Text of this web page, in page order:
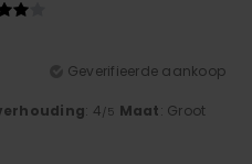
Geverifieerde aankoop
: 4/5 Maat: Groot